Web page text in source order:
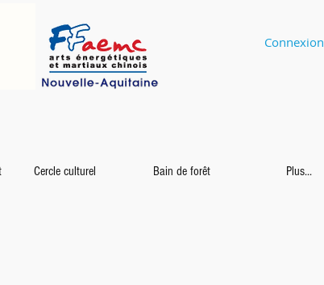
Connexion
Cercle culturel Bain de forêt Plus...